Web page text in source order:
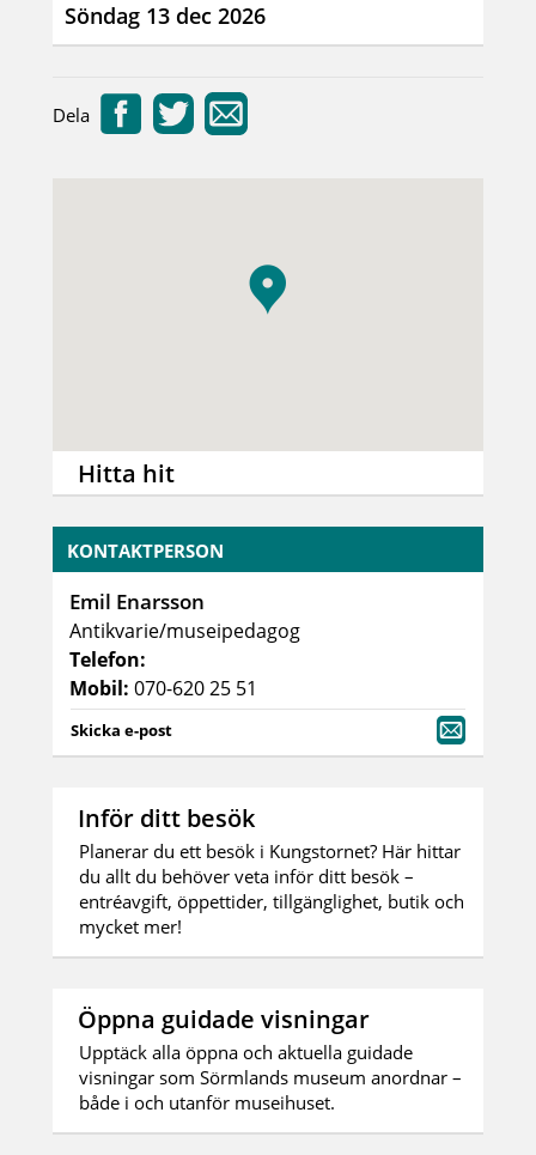
Söndag 13 dec 2026
Dela
Hitta hit
KONTAKTPERSON
Emil Enarsson
Antikvarie/museipedagog
Telefon:
Mobil: 070-620 25 51
Skicka e-post
Inför ditt besök
Planerar du ett besök i Kungstornet? Här hittar
du allt du behöver veta inför ditt besök –
entréavgift, öppettider, tillgänglighet, butik och
mycket mer!
Öppna guidade visningar
Upptäck alla öppna och aktuella guidade
visningar som Sörmlands museum anordnar –
både i och utanför museihuset.